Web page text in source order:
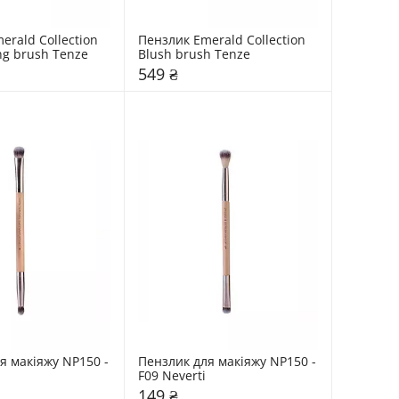
Collection
brush Tenze
Пензлик Emerald Collection
Blush brush Tenze
549 ₴
макіяжу NP150 -
Пензлик для макіяжу NP150 -
F09 Neverti